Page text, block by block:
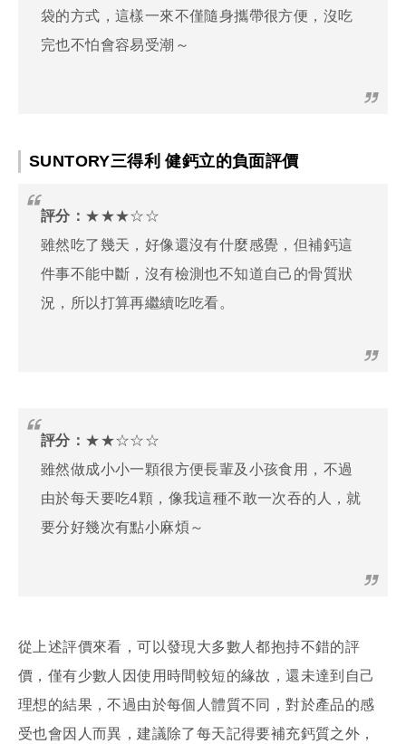
袋的方式，這樣一來不僅隨身攜帶很方便，沒吃
完也不怕會容易受潮～
SUNTORY三得利 健鈣立的負面評價
評分： ★★★☆☆
雖然吃了幾天，好像還沒有什麼感覺，但補鈣這
件事不能中斷，沒有檢測也不知道自己的骨質狀
況，所以打算再繼續吃吃看。
評分： ★★☆☆☆
雖然做成小小一顆很方便長輩及小孩食用，不過
由於每天要吃4顆，像我這種不敢一次吞的人，就
要分好幾次有點小麻煩～
從上述評價來看，可以發現大多數人都抱持不錯的評
價，僅有少數人因使用時間較短的緣故，還未達到自己
理想的結果，不過由於每個人體質不同，對於產品的感
受也會因人而異，建議除了每天記得要補充鈣質之外，